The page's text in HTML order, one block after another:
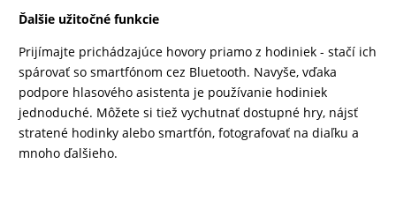
Ďalšie užitočné funkcie
Prijímajte prichádzajúce hovory priamo z hodiniek - stačí ich
spárovať so smartfónom cez Bluetooth. Navyše, vďaka
podpore hlasového asistenta je používanie hodiniek
jednoduché. Môžete si tiež vychutnať dostupné hry, nájsť
stratené hodinky alebo smartfón, fotografovať na diaľku a
mnoho ďalšieho.